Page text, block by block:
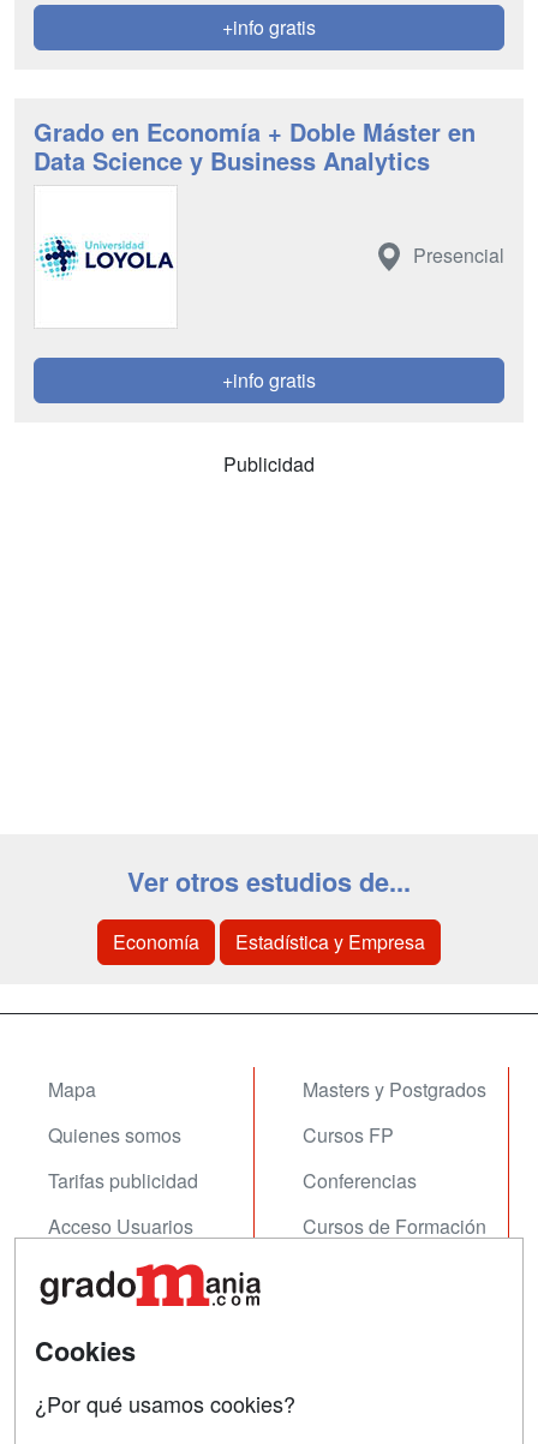
+info gratis
Grado en Economía + Doble Máster en
Data Science y Business Analytics
Presencial
+info gratis
Publicidad
Ver otros estudios de...
Economía Estadística y Empresa
Mapa
Quienes somos
Tarifas publicidad
Acceso Usuarios
Acceso Centros
Masters y Postgrados
Cursos FP
Conferencias
Cursos de Formación
Contactar
Cookies
¿Por qué usamos cookies?